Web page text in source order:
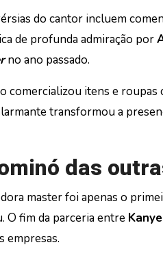
do cantor incluem
de profunda admiração por
no ano passado.
comercializou itens e roupas
transformou a
das
master foi apenas o
O fim da parceria entre
empresas.